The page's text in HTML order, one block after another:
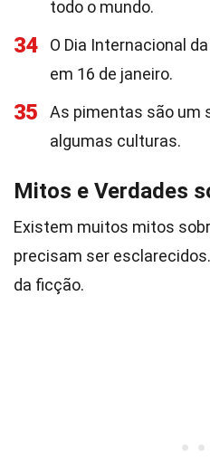
todo o mundo.
34
O Dia Internacional
em 16 de janeiro.
35
As pimentas são um
algumas culturas.
Mitos e Verdades
Existem muitos mitos
precisam ser
da ficção.